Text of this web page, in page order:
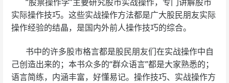
实际操作技巧。这些实战操作方法都是广大股民朋友实际
操作经验的结晶，是国内外前人操作技巧的综合。
书中的许多股市格言都是股民朋友们在实战操作中自
己创造出来的；本书众多的“群众语言”都是大家熟悉的；
语言简练，内涵丰富，好懂易记。操作技巧、实战操作方